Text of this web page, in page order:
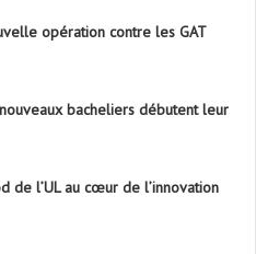
opération contre les GAT
bacheliers débutent leur
de l’UL au cœur de l’innovation